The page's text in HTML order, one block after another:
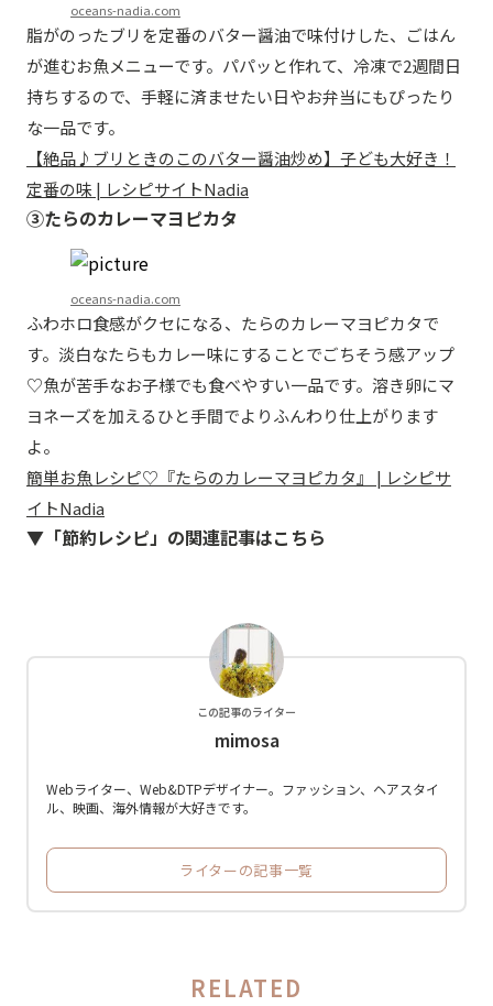
oceans-nadia.com
脂がのったブリを定番のバター醤油で味付けした、ごはん
が進むお魚メニューです。パパッと作れて、冷凍で2週間日
持ちするので、手軽に済ませたい日やお弁当にもぴったり
な一品です。
【絶品♪ブリときのこのバター醤油炒め】子ども大好き！
定番の味 | レシピサイトNadia
③たらのカレーマヨピカタ
oceans-nadia.com
ふわホロ食感がクセになる、たらのカレーマヨピカタで
す。淡白なたらもカレー味にすることでごちそう感アップ
♡魚が苦手なお子様でも食べやすい一品です。溶き卵にマ
ヨネーズを加えるひと手間でよりふんわり仕上がります
よ。
簡単お魚レシピ♡『たらのカレーマヨピカタ』 | レシピサ
イトNadia
▼「節約レシピ」の関連記事はこちら
この記事のライター
mimosa
Webライター、Web&DTPデザイナー。ファッション、ヘアスタイ
ル、映画、海外情報が大好きです。
ライターの記事一覧
RELATED